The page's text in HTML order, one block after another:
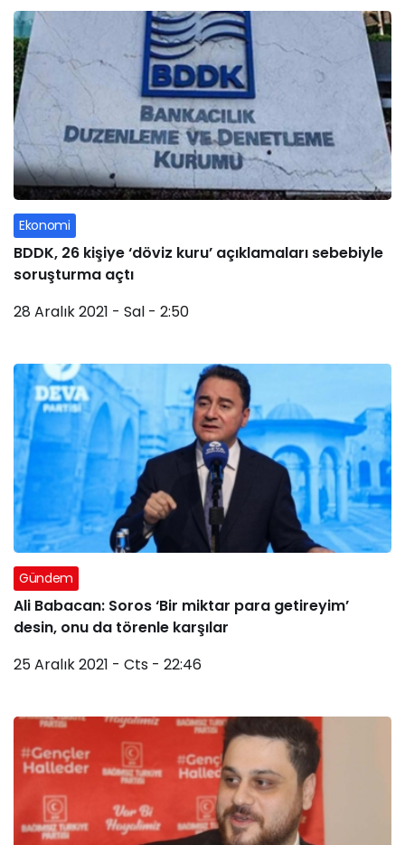
Ekonomi
BDDK, 26 kişiye ‘döviz kuru’ açıklamaları sebebiyle
soruşturma açtı
28 Aralık 2021 - Sal - 2:50
Gündem
Ali Babacan: Soros ‘Bir miktar para getireyim’
desin, onu da törenle karşılar
25 Aralık 2021 - Cts - 22:46